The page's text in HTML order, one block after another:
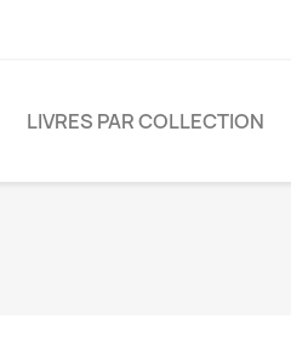
LIVRES PAR COLLECTION